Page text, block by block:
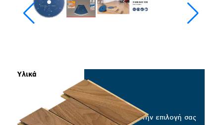
Υλικά
Επιλέξτε την επιλογή σας